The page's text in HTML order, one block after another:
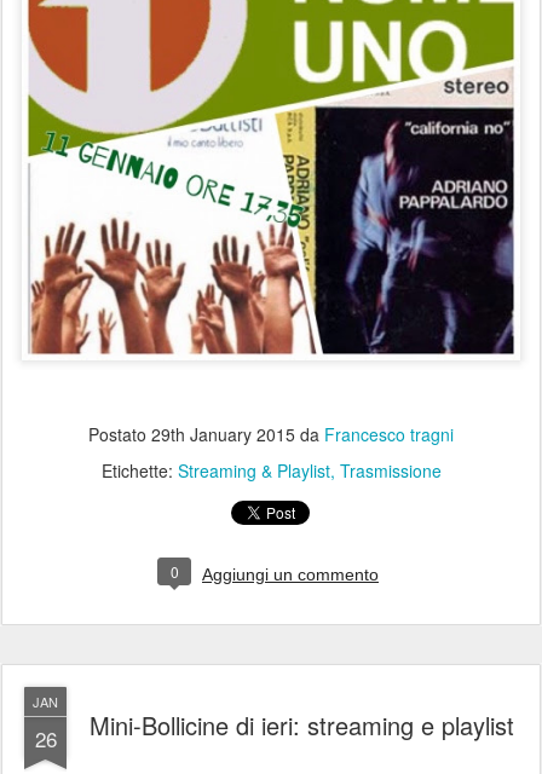
Postato 29th January 2015 da Francesco tragni
Etichette: Streaming & Playlist Trasmissione
0 Aggiungi un commento
JAN
26 Mini-Bollicine di ieri: streaming e playlist